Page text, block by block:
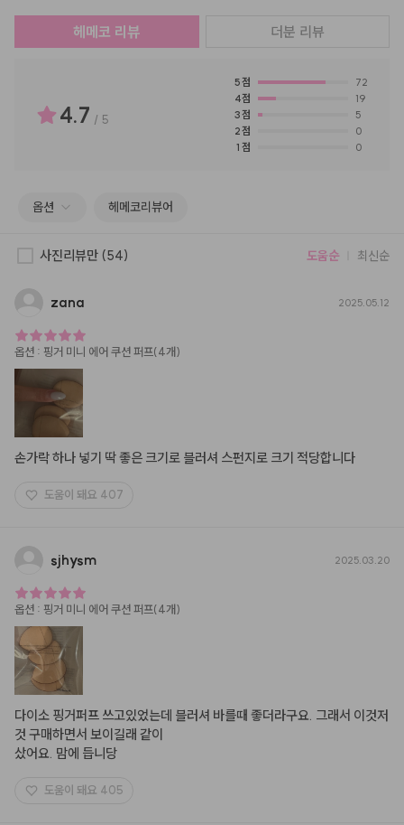
헤메코 리뷰 더분 리뷰
4.7 / 5
5점
72
4점
19
3점
5
2점
0
1 점 0
옵션 헤메코리뷰어
사진리뷰만 (54) 도움순 최신순
zana 2025.05.12
옵션 : 핑거 미니 에어 쿠션 퍼프(4개)
손가락 하나 넣기 딱 좋은 크기로 블러셔 스펀지로 크기 적당합니다
도움이 돼요 407
sjhysm 2025.03.20
옵션 : 핑거 미니 에어 쿠션 퍼프(4개)
다이소 핑거퍼프 쓰고있었는데 블러셔 바를때 좋더라구요. 그래서 이것저
것 구매하면서 보이길래 같이
샀어요. 맘에 듭니당
도움이 돼요 405